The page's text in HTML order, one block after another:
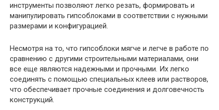
инструменты позволяют легко резать, формировать и
манипулировать гипсоблоками в соответствии с нужными
размерами и конфигурацией.
Несмотря на то, что гипсоблоки мягче и легче в работе по
сравнению с другими строительными материалами, они
все еще являются надежными и прочными. Их легко
соединять с помощью специальных клеев или растворов,
что обеспечивает прочные соединения и долговечность
конструкций.